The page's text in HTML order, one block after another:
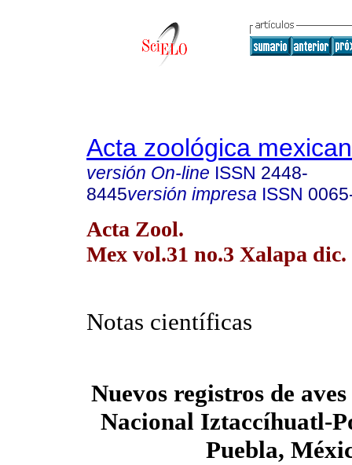
Acta zoológica
versión On-line ISSN 2448-
8445versión impresa ISSN
Acta Zool.
Mex vol.31 no.3 Xalapa dic.
Notas científicas
Nuevos registros de
Nacional Iztaccíhuatl-
Puebla,